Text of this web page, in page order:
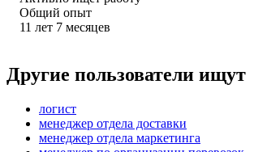
Общий опыт
11 лет 7 месяцев
Другие пользователи ищут
логист
менеджер отдела доставки
менеджер отдела маркетинга